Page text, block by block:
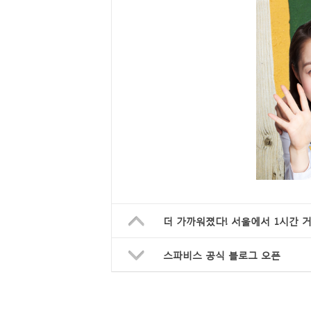
더 가까워졌다! 서울에서 1시간
스파비스 공식 블로그 오픈